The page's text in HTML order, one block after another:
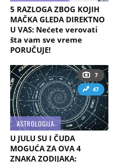
5 RAZLOGA ZBOG KOJIH
MAČKA GLEDA DIREKTNO
U VAS: Nećete verovati
šta vam sve vreme
PORUČUJE!
7
47
ASTROLOGIJA
U JULU SU I ČUDA
MOGUĆA ZA OVA 4
ZNAKA ZODIJAKA: